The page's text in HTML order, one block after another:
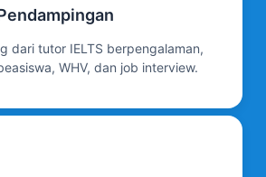
dari tutor IELTS berpengalaman,
WHV, dan job interview.